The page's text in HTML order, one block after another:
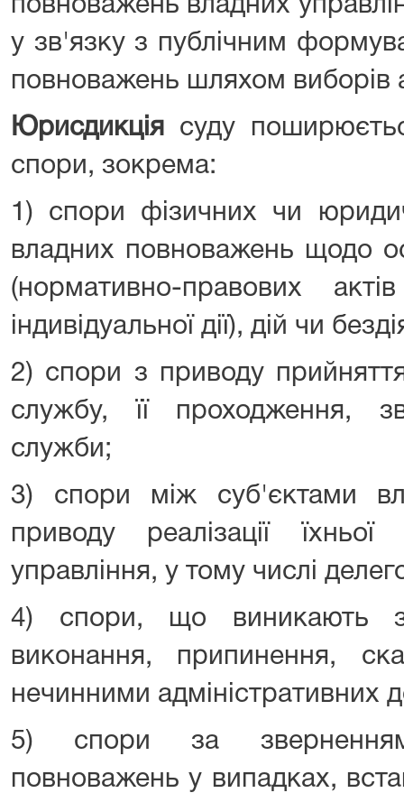
повноважень владних
у зв'язку з публічним
повноважень шляхом виборів
Юрисдикція
суду
спори, зокрема:
1) спори фізичних чи
владних повноважень щодо
(нормативно-правових
індивідуальної дії), дій чи
2) спори з приводу
службу, її проходження,
служби;
3) спори між суб'єктами
приводу реалізації
управління, у тому числі
4) спори, що виникають з
виконання, припинення,
нечинними адміністративних
5) спори за
повноважень у випадках,